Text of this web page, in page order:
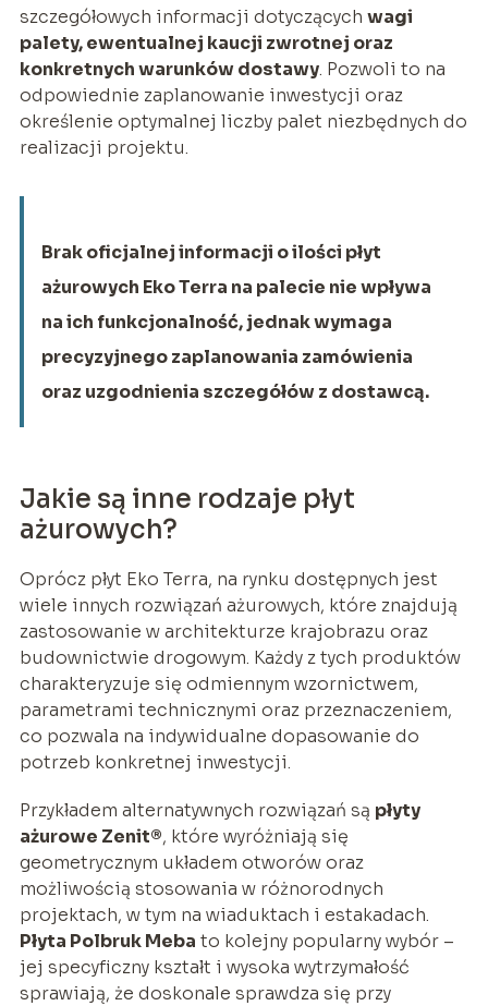
szczegółowych informacji dotyczących wagi
palety, ewentualnej kaucji zwrotnej oraz
konkretnych warunków dostawy. Pozwoli to na
odpowiednie zaplanowanie inwestycji oraz
określenie optymalnej liczby palet niezbędnych do
realizacji projektu.
Brak oficjalnej informacji o ilości płyt
ażurowych Eko Terra na palecie nie wpływa
na ich funkcjonalność, jednak wymaga
precyzyjnego zaplanowania zamówienia
oraz uzgodnienia szczegółów z dostawcą.
Jakie są inne rodzaje płyt
ażurowych?
Oprócz płyt Eko Terra, na rynku dostępnych jest
wiele innych rozwiązań ażurowych, które znajdują
zastosowanie w architekturze krajobrazu oraz
budownictwie drogowym. Każdy z tych produktów
charakteryzuje się odmiennym wzornictwem,
parametrami technicznymi oraz przeznaczeniem,
co pozwala na indywidualne dopasowanie do
potrzeb konkretnej inwestycji.
Przykładem alternatywnych rozwiązań są płyty
ażurowe Zenit®, które wyróżniają się
geometrycznym układem otworów oraz
możliwością stosowania w różnorodnych
projektach, w tym na wiaduktach i estakadach.
Płyta Polbruk Meba to kolejny popularny wybór –
jej specyficzny kształt i wysoka wytrzymałość
sprawiają, że doskonale sprawdza się przy